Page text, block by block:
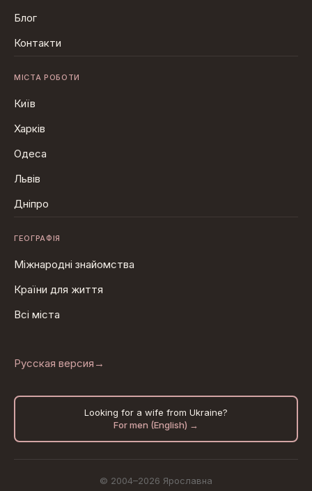
Блог
Контакти
МІСТА РОБОТИ
Київ
Харків
Одеса
Львів
Дніпро
ГЕОГРАФІЯ
Міжнародні знайомства
Країни для життя
Всі міста
Русская версия →
Looking for a wife from Ukraine?
For men (English) →
© 2004–2026 Ярославна